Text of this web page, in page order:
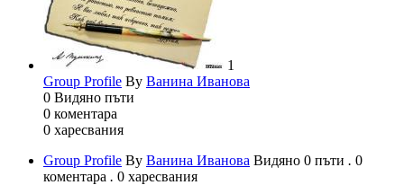
1
Group Profile By Ванина Иванова
0 Видяно пъти
0 коментара
0 харесвания
Group Profile By Ванина Иванова Видяно 0 пъти . 0
коментара . 0 харесвания